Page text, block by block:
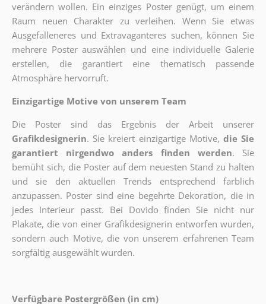
verändern wollen. Ein einziges Poster genügt, um einem
Raum neuen Charakter zu verleihen. Wenn Sie etwas
Ausgefalleneres und Extravaganteres suchen, können Sie
mehrere Poster auswählen und eine individuelle Galerie
erstellen, die garantiert eine thematisch passende
Atmosphäre hervorruft.
Einzigartige Motive von unserem Team
Die Poster sind das Ergebnis der Arbeit unserer
Grafikdesignerin. Sie kreiert einzigartige Motive, die Sie
garantiert nirgendwo anders finden werden. Sie
bemüht sich, die Poster auf dem neuesten Stand zu halten
und sie den aktuellen Trends entsprechend farblich
anzupassen. Poster sind eine begehrte Dekoration, die in
jedes Interieur passt. Bei Dovido finden Sie nicht nur
Plakate, die von einer Grafikdesignerin entworfen wurden,
sondern auch Motive, die von unserem erfahrenen Team
sorgfältig ausgewählt wurden.
Verfügbare Postergrößen (in cm)